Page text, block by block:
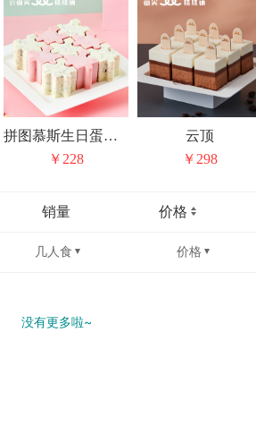
拼图慕斯生日蛋糕（4味）
￥228
云顶
￥298
销量 价格
几人食 价格
没有更多啦~